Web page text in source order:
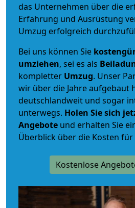
das Unternehmen über die
Erfahrung und Ausrüstung
Umzug erfolgreich
Bei uns können Sie
umziehen, sei es als
kompletter Umzug. Unser
wir über die Jahre aufgebaut
deutschlandweit und sogar
unterwegs. Holen Sie sich
Angebote und erhalten Sie
Überblick über die Kosten
Kostenlose